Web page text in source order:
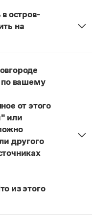
курс
остров-
на
Свияжск.
по вашему
от этого
или
другого
из этого